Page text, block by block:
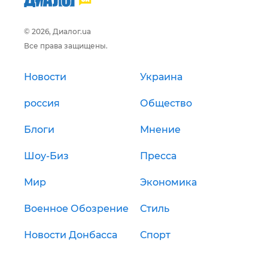
© 2026, Диалог.ua
Все права защищены.
Новости Украина
россия Общество
Блоги Мнение
Шоу-Биз Пресса
Мир Экономика
Военное Обозрение Стиль
Новости Донбасса Спорт